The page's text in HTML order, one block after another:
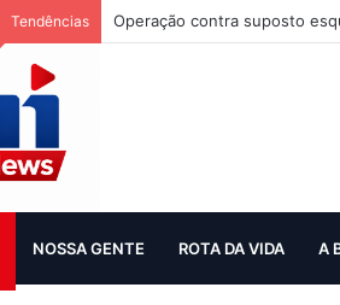
Tendências Operação contra suposto
NOSSA GENTE ROTA DA VIDA A